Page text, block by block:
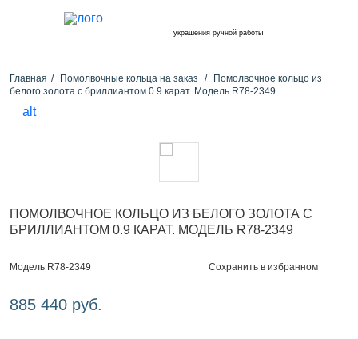
украшения ручной работы
Главная Помолвочные кольца на заказ
Помолвочное кольцо из
белого золота с бриллиантом 0.9 карат. Модель R78-2349
ПОМОЛВОЧНОЕ КОЛЬЦО ИЗ БЕЛОГО ЗОЛОТА С
БРИЛЛИАНТОМ 0.9 КАРАТ. МОДЕЛЬ R78-2349
Модель R78-2349 Сохранить в избранном
885 440 руб.